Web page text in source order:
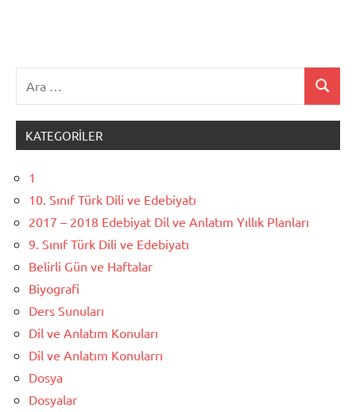
Ara
KATEGORILER
1
10. Sınıf Türk Dili ve Edebiyatı
2017 – 2018 Edebiyat Dil ve Anlatım Yıllık Planları
9. Sınıf Türk Dili ve Edebiyatı
Belirli Gün ve Haftalar
Biyografi
Ders Sunuları
Dil ve Anlatım Konuları
Dil ve Anlatım Konularrı
Dosya
Dosyalar